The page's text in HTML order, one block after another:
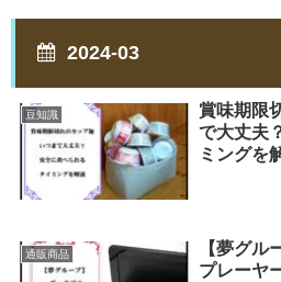
2024-03
豆知識
賞味期限
で大丈夫
ミングを
通販商品
【夢グル
プレーヤ